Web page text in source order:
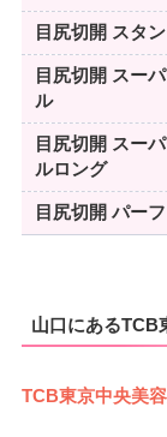
目尻切開 スタ
目尻切開 スー
ル
目尻切開 スー
ルロング
目尻切開 パー
山口にあるTCB
TCB東京中央美